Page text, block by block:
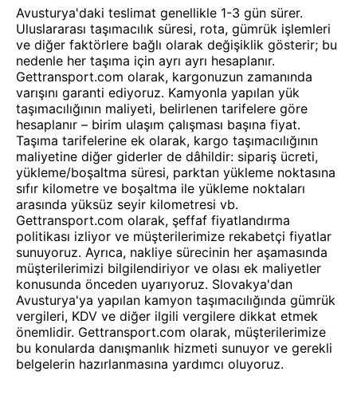
Avusturya'daki teslimat genellikle 1-3 gün sürer.
Uluslararası taşımacılık süresi, rota, gümrük işlemleri
ve diğer faktörlere bağlı olarak değişiklik gösterir; bu
nedenle her taşıma için ayrı ayrı hesaplanır.
Gettransport.com olarak, kargonuzun zamanında
varışını garanti ediyoruz. Kamyonla yapılan yük
taşımacılığının maliyeti, belirlenen tarifelere göre
hesaplanır – birim ulaşım çalışması başına fiyat.
Taşıma tarifelerine ek olarak, kargo taşımacılığının
maliyetine diğer giderler de dâhildir: sipariş ücreti,
yükleme/boşaltma süresi, parktan yükleme noktasına
sıfır kilometre ve boşaltma ile yükleme noktaları
arasında yüksüz seyir kilometresi vb.
Gettransport.com olarak, şeffaf fiyatlandırma
politikası izliyor ve müşterilerimize rekabetçi fiyatlar
sunuyoruz. Ayrıca, nakliye sürecinin her aşamasında
müşterilerimizi bilgilendiriyor ve olası ek maliyetler
konusunda önceden uyarıyoruz. Slovakya'dan
Avusturya'ya yapılan kamyon taşımacılığında gümrük
vergileri, KDV ve diğer ilgili vergilere dikkat etmek
önemlidir. Gettransport.com olarak, müşterilerimize
bu konularda danışmanlık hizmeti sunuyor ve gerekli
belgelerin hazırlanmasına yardımcı oluyoruz.